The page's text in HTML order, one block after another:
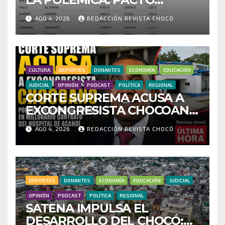
HISTÓRICO CUESTIONA
CENSO ELECTORAL Y PIDE
INVESTIGAR PRESUNTO
FRAUDE
AGO 4, 2026 REDACCIÓN REVISTA CHOCÓ
CULTURA DEPORTES DONANTES ECONOMÍA EDUCACIÓN
JUDICIAL OPINIÓN PODCAST POLÍTICA REGIONAL
CORTE SUPREMA ACUSA A
EXCONGRESISTA CHOCOANO
POR PRESUNTAS
IRREGULARIDADES EN
MILLONARIO CONTRATO
DEL HOSPITAL DE ACANDÍ
AGO 4, 2026 REDACCIÓN REVISTA CHOCÓ
DEPORTES DONANTES ECONOMÍA EDUCACIÓN JUDICIAL
OPINIÓN PODCAST POLÍTICA REGIONAL
SATENA IMPULSA EL
DESARROLLO DEL CHOCÓ: